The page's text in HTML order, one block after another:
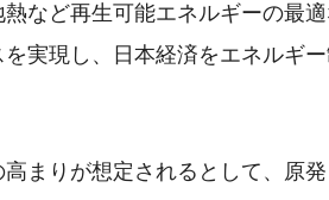
など再生可能エネルギーの最
実現し、日本経済をエネルギ
まりが想定されるとして、原